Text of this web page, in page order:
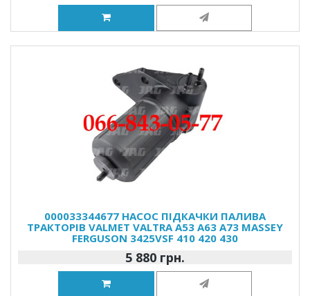
000033344677 НАСОС ПІДКАЧКИ ПАЛИВА
ТРАКТОРІВ VALMET VALTRA A53 A63 A73 MASSEY
FERGUSON 3425VSF 410 420 430
5 880 грн.